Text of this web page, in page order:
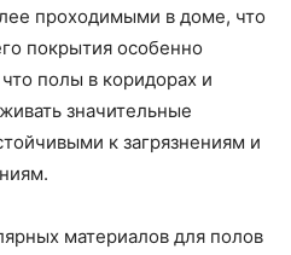
проходимыми в доме, что
покрытия особенно
полы в коридорах и
значительные
к загрязнениям и
материалов для полов